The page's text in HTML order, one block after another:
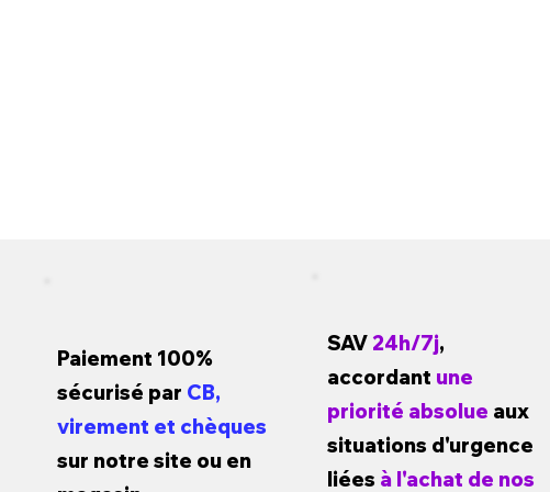
Paiement 100%
sécurisé par CB,
virement et chèques
sur notre site ou en
SAV 24h/7j,
accordant une
priorité absolue aux
situations d'urgence
liées à l'achat de nos